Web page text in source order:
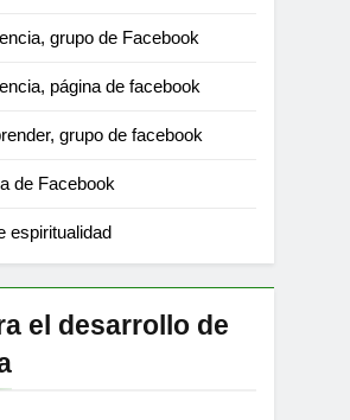
grupo de Facebook
página de facebook
grupo de facebook
de Facebook
espiritualidad
el desarrollo de